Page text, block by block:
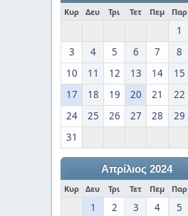
Κυρ Δευ Τρι Τετ Πεμ Παρ
1
3
4 5 6 7 8
10
11 12 13 14 15
17
18 19 20 21 22
24
25 26 27 28 29
31
Απρίλιος 2024
Κυρ Δευ Τρι Τετ Πεμ Παρ
1 2 3 4 5